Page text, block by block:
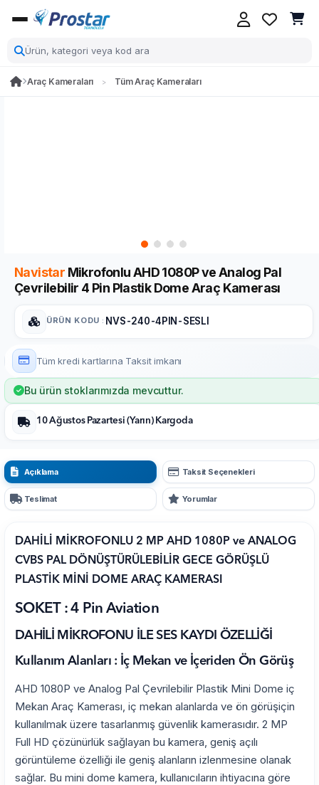
Araç Kameraları Tüm Araç Kameraları
Navistar Mikrofonlu AHD 1080P ve Analog Pal
Çevrilebilir 4 Pin Plastik Dome Araç Kamerası
ÜRÜN KODU : NVS-240-4PIN-SESLI
Tüm kredi kartlarına Taksit imkanı
Bu ürün stoklarımızda mevcuttur.
10 Ağustos Pazartesi (Yarın) Kargoda
Açıklama Taksit Seçenekleri
Teslimat Yorumlar
DAHİLİ MİKROFONLU 2 MP AHD 1080P ve ANALOG
CVBS PAL DÖNÜŞTÜRÜLEBİLİR GECE GÖRÜŞLÜ
PLASTİK MİNİ DOME ARAÇ KAMERASI
SOKET : 4 Pin Aviation
DAHİLİ MİKROFONU İLE SES KAYDI ÖZELLİĞİ
Kullanım Alanları : İç Mekan ve İçeriden Ön Görüş
AHD 1080P ve Analog Pal Çevrilebilir Plastik Mini Dome iç
Mekan Araç Kamerası, iç mekan alanlarda ve ön görüşiçin
kullanılmak üzere tasarlanmış güvenlik kamerasıdır. 2 MP
Full HD çözünürlük sağlayan bu kamera, geniş açılı
görüntüleme özelliği ile geniş alanların izlenmesine olanak
sağlar. Bu mini dome kamera, kullanıcıların ihtiyacına göre